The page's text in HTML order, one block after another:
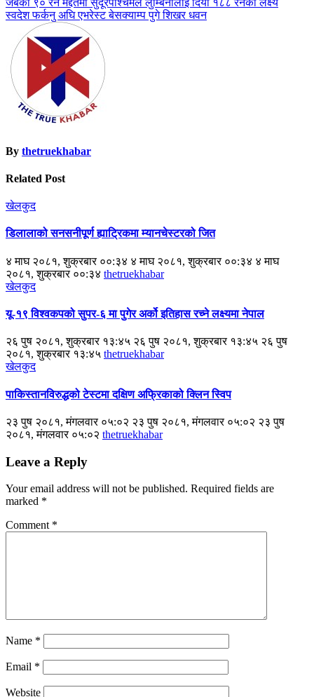
Post
navigation
जैबको ९० रन मद्दतमा सुदूरपश्चिमले लुम्बिनीलाई दियो १८८ रनको लक्ष्य
स्वदेश फर्कनु अघि एभरेस्ट बेसक्याम्प पुगे शिखर धवन
By thetruekhabar
Related Post
खेलकुद
डिलालाको सनसनीपूर्ण ह्याट्रिकमा म्यानचेस्टरको जित
४ माघ २०८१, शुक्रबार ००:३४ ४ माघ २०८१, शुक्रबार ००:३४ ४ माघ
२०८१, शुक्रबार ००:३४ thetruekhabar
खेलकुद
यू-१९ विश्वकपको सुपर-६ मा पुगेर अर्को इतिहास रच्ने लक्ष्यमा नेपाल
२६ पुष २०८१, शुक्रबार १३:४५ २६ पुष २०८१, शुक्रबार १३:४५ २६ पुष
२०८१, शुक्रबार १३:४५ thetruekhabar
खेलकुद
पाकिस्तानविरुद्धको टेस्टमा दक्षिण अफ्रिकाको क्लिन स्विप
२३ पुष २०८१, मंगलवार ०५:०२ २३ पुष २०८१, मंगलवार ०५:०२ २३ पुष
२०८१, मंगलवार ०५:०२ thetruekhabar
Leave a Reply
Your email address will not be published. Required fields are
marked *
Comment *
Name *
Email *
Website